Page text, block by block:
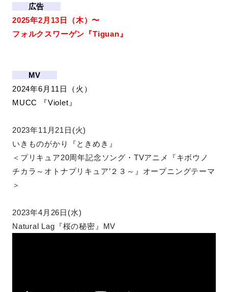
広告
2025年2月13日（木）〜
フォルクスワーゲン『Tiguan』
MV
2024年6月11日（火）
MUCC 『Violet』
2023年11月21日(火)
いきものがかり『ときめき』
＜プリキュア20周年記念ソング・TVアニメ『キボウノ
チカラ～オトナプリキュア’２３～』オープニングテーマ
＞
2023年4月26日(水)
Natural Lag『桜の秘密』MV